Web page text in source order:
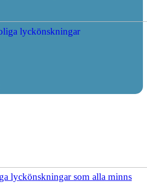
lyckönskningar som alla minns